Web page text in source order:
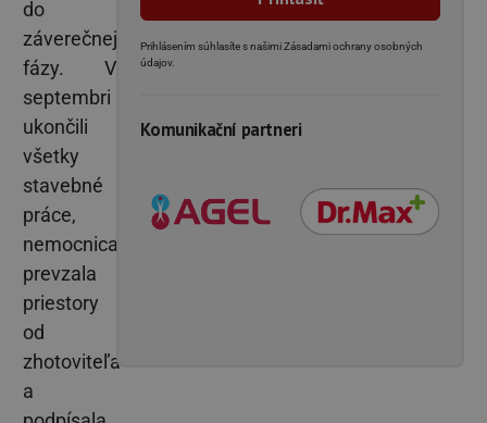
do
záverečnej
fázy. V
septembri
ukončili
všetky
stavebné
práce,
nemocnica
prevzala
priestory
od
zhotoviteľa
a
Prihlásením súhlasíte s našimi Zásadami ochrany osobných
údajov.
Komunikační partneri